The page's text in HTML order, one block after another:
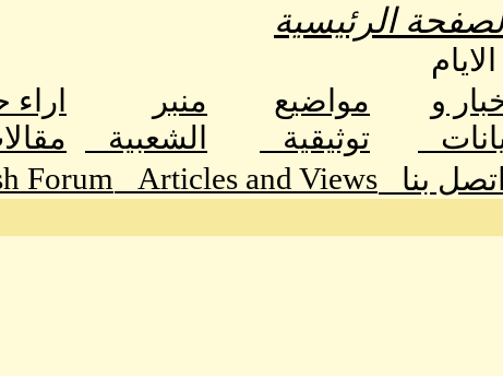
الرئيسية
الايام
و
مواضيع
توثيقية
منبر
الشعبية
اتصل بنا Articles and Views
Forum